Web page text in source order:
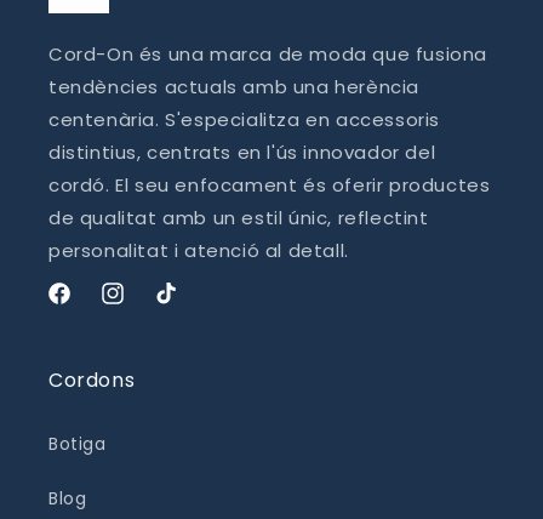
Cord-On és una marca de moda que fusiona
tendències actuals amb una herència
centenària. S'especialitza en accessoris
distintius, centrats en l'ús innovador del
cordó. El seu enfocament és oferir productes
de qualitat amb un estil únic, reflectint
personalitat i atenció al detall.
FacebookInstagram
TikTok
Cordons
Botiga
Blog